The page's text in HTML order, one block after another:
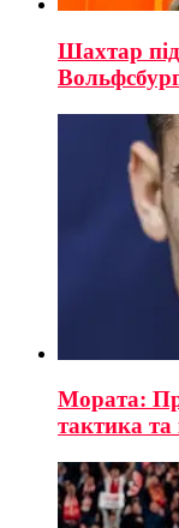
Шахтар
Мората:
тактика